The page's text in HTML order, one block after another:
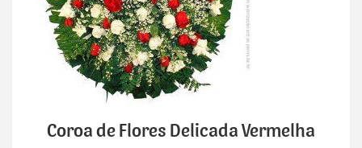
Coroa de Flores Delicada Vermelha